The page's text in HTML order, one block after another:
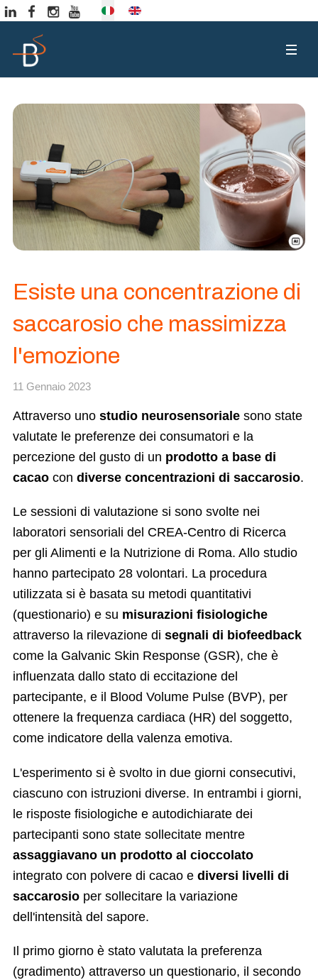
Seleziona la tua lingua
Esiste una concentrazione di
saccarosio che massimizza
l'emozione
11 Gennaio 2023
Attraverso uno studio neurosensoriale sono state
valutate le preferenze dei consumatori e la
percezione del gusto di un prodotto a base di
cacao con diverse concentrazioni di saccarosio.
Le sessioni di valutazione si sono svolte nei
laboratori sensoriali del CREA-Centro di Ricerca
per gli Alimenti e la Nutrizione di Roma. Allo studio
hanno partecipato 28 volontari. La procedura
utilizzata si è basata su metodi quantitativi
(questionario) e su misurazioni fisiologiche
attraverso la rilevazione di segnali di biofeedback
come la Galvanic Skin Response (GSR), che è
influenzata dallo stato di eccitazione del
partecipante, e il Blood Volume Pulse (BVP), per
ottenere la frequenza cardiaca (HR) del soggetto,
come indicatore della valenza emotiva.
L'esperimento si è svolto in due giorni consecutivi,
ciascuno con istruzioni diverse. In entrambi i giorni,
le risposte fisiologiche e autodichiarate dei
partecipanti sono state sollecitate mentre
assaggiavano un prodotto al cioccolato
integrato con polvere di cacao e diversi livelli di
saccarosio per sollecitare la variazione
dell'intensità del sapore.
Il primo giorno è stato valutata la preferenza
(gradimento) attraverso un questionario, il secondo